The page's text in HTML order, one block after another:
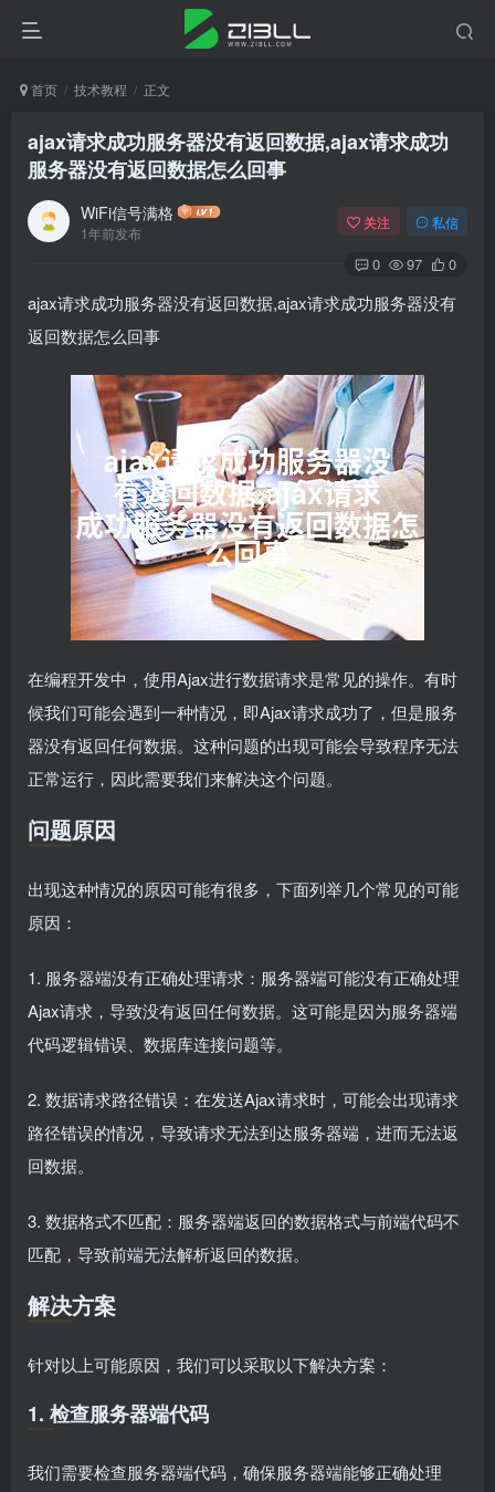
首页 技术教程 正文
ajax请求成功服务器没有返回数据,ajax请求成功
服务器没有返回数据怎么回事
WiFi信号满格
1年前发布
关注 私信
0 97 0
ajax请求成功服务器没有返回数据,ajax请求成功服务器没有
返回数据怎么回事
在编程开发中，使用Ajax进行数据请求是常见的操作。有时
候我们可能会遇到一种情况，即Ajax请求成功了，但是服务
器没有返回任何数据。这种问题的出现可能会导致程序无法
正常运行，因此需要我们来解决这个问题。
问题原因
出现这种情况的原因可能有很多，下面列举几个常见的可能
原因：
1. 服务器端没有正确处理请求：服务器端可能没有正确处理
Ajax请求，导致没有返回任何数据。这可能是因为服务器端
代码逻辑错误、数据库连接问题等。
2. 数据请求路径错误：在发送Ajax请求时，可能会出现请求
路径错误的情况，导致请求无法到达服务器端，进而无法返
回数据。
3. 数据格式不匹配：服务器端返回的数据格式与前端代码不
匹配，导致前端无法解析返回的数据。
解决方案
针对以上可能原因，我们可以采取以下解决方案：
1. 检查服务器端代码
我们需要检查服务器端代码，确保服务器端能够正确处理